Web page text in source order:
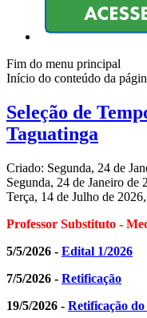
Fim do menu principal
Início do conteúdo da
Seleção de
Taguatinga
Criado: Segunda, 24 de
Segunda, 24 de Janeiro de
Terça, 14 de Julho de
Professor Substituto -
5/5/2026 - Edital 1/2026
7/5/2026 - Retificação
19/5/2026 - Retificação